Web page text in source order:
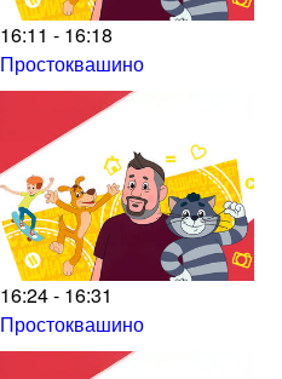
16:11 - 16:18
Простоквашино
16:24 - 16:31
Простоквашино